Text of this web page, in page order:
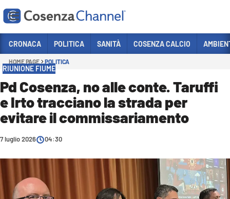
Sezioni
POLITICA
COSENZA CALCIO
ECONOMIA E LAVORO
SPORT
CRONACA POLITICA SANITÀ COSENZA CALCIO
HOME PAGE POLITICA
RIUNIONE FIUME
Pd Cosenza, no alle conte. Taruffi
e Irto tracciano la strada per
evitare il commissariamento
7 luglio 2026 04:30